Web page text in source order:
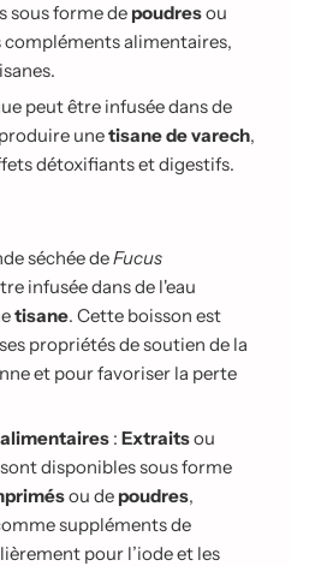
sous forme de poudresou
compléments alimentaires,
peut être infusée dans de
unetisane de varech,
détoxifiants et digestifs.
séchée deFucus
infusée dans de l'eau
tisane. Cette boisson est
propriétés de soutien de la
et pour favoriser la perte
: Extraitsou
disponibles sous forme
ou de poudres,
suppléments de
pour l’iode et les